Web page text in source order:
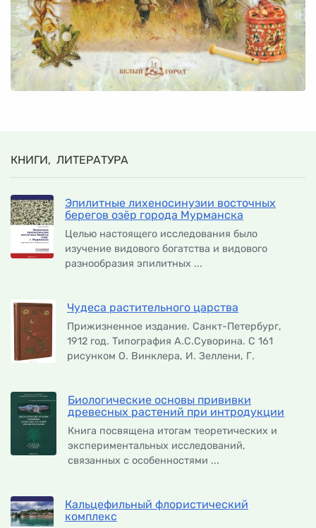
КНИГИ, ЛИТЕРАТУРА
Эпилитные лихеносинузии восточных
берегов озёр города Мурманска
Целью настоящего исследования было
изучение видового богатства и видового
разнообразия эпилитных ...
Чудеса растительного царства
Прижизненное издание. Санкт-Петербург,
1912 год. Типография А.С.Суворина. С 161
рисунком О. Винклера, И. Зеллени, Г.
Биологические основы прививки
древесных растений при интродукции
Книга посвящена итогам теоретических и
экспериментальных исследований,
связанных с особенностями ...
Кальцефильный флористический
комплекс